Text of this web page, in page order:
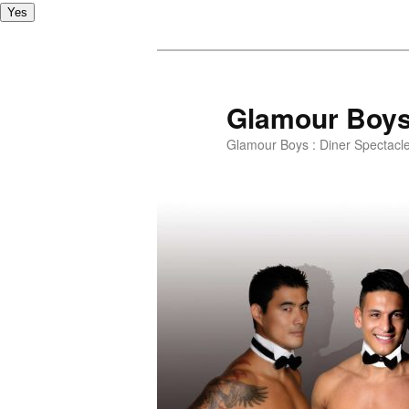
Yes
Glamour
Glamour Boys : Diner